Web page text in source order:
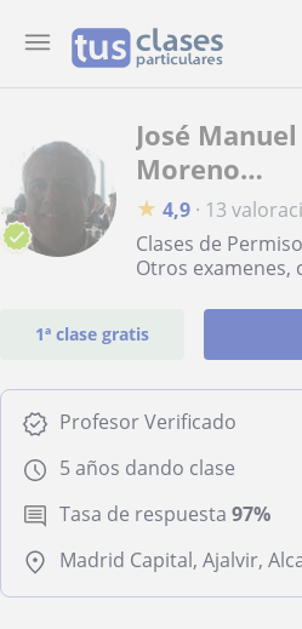
José Manuel
Moreno
Moreno
★ 4,9 · 13
Clases de
Otros examenes,
1ª clase gratis
Profesor Verificado
5 años dando clase
Tasa de respuesta 97%